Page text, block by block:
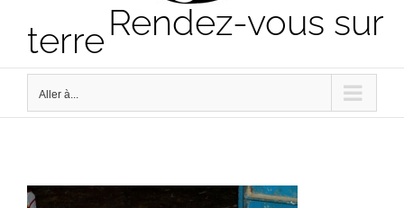
Rendez-vous sur
terre
Aller à...